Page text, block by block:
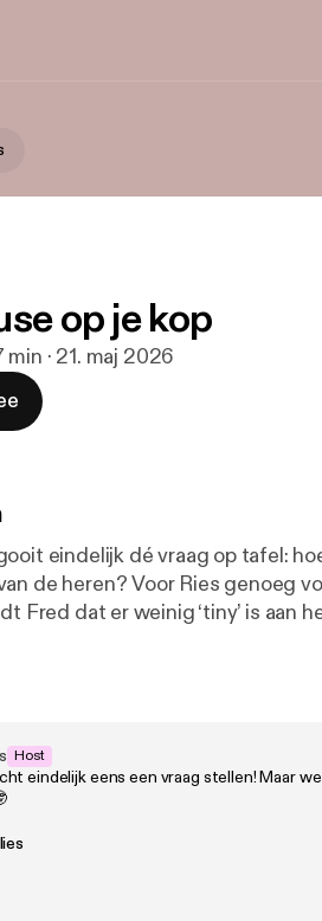
op je kop
min · 21. maj 2026
eindelijk dé vraag op tafel:
de heren? Voor Ries genoeg
Fred dat er weinig ‘tiny’ is aan
Tonny Media 💖 Volg ons op
Host
eindelijk eens een vraag stellen! Maar